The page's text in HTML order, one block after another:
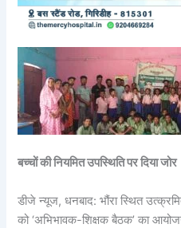
बच्चों की नियमित उपस्थिति पर दिया जोर
डीजे न्यूज, धनबाद: भौंरा स्थित
को ‘अभिभावक-शिक्षक बैठक’ का